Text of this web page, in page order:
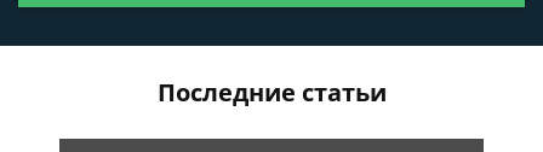
Последние статьи